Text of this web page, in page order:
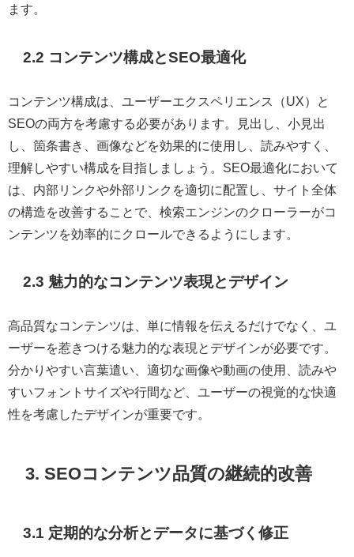
ます。
2.2 コンテンツ構成とSEO最適化
コンテンツ構成は、ユーザーエクスペリエンス（UX）と
SEOの両方を考慮する必要があります。見出し、小見出
し、箇条書き、画像などを効果的に使用し、読みやすく、
理解しやすい構成を目指しましょう。SEO最適化において
は、内部リンクや外部リンクを適切に配置し、サイト全体
の構造を改善することで、検索エンジンのクローラーがコ
ンテンツを効率的にクロールできるようにします。
2.3 魅力的なコンテンツ表現とデザイン
高品質なコンテンツは、単に情報を伝えるだけでなく、ユ
ーザーを惹きつける魅力的な表現とデザインが必要です。
分かりやすい言葉遣い、適切な画像や動画の使用、読みや
すいフォントサイズや行間など、ユーザーの視覚的な快適
性を考慮したデザインが重要です。
3. SEOコンテンツ品質の継続的改善
3.1 定期的な分析とデータに基づく修正